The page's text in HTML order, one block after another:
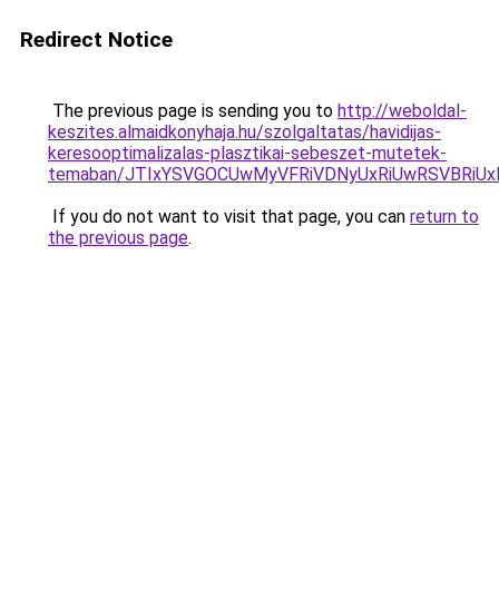
Redirect Notice
The previous page is sending you to http://weboldal-
keszites.almaidkonyhaja.hu/szolgaltatas/havidijas-
keresooptimalizalas-plasztikai-sebeszet-mutetek-
temaban/
If you do not want to visit that page, you can return to
the previous page.